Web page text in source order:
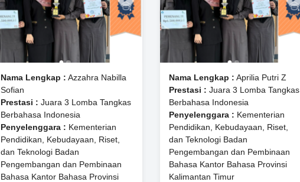
Nama Lengkap : ⁠Azzahra Nabilla
Sofian
Prestasi : Juara 3 Lomba Tangkas
Berbahasa Indonesia
Penyelenggara : Kementerian
Pendidikan, Kebudayaan, Riset,
dan Teknologi Badan
Pengembangan dan Pembinaan
Bahasa Kantor Bahasa Provinsi
Nama Lengkap : Aprilia Putri Z
Prestasi : Juara 3 Lomba Tangkas
Berbahasa Indonesia
Penyelenggara : Kementerian
Pendidikan, Kebudayaan, Riset,
dan Teknologi Badan
Pengembangan dan Pembinaan
Bahasa Kantor Bahasa Provinsi
Kalimantan Timur